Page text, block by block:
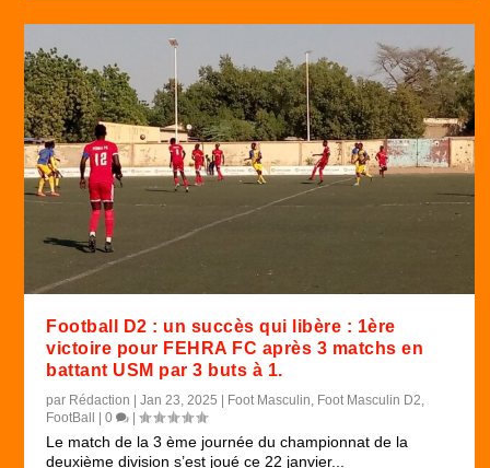
Football D2 : un succès qui libère : 1ère
victoire pour FEHRA FC après 3 matchs en
battant USM par 3 buts à 1.
par Rédaction |Jan 23, 2025 | Foot Masculin, Foot Masculin D2,
FootBall |0 |
Le match de la 3 ème journée du championnat de la
deuxième division s’est joué ce 22 janvier...